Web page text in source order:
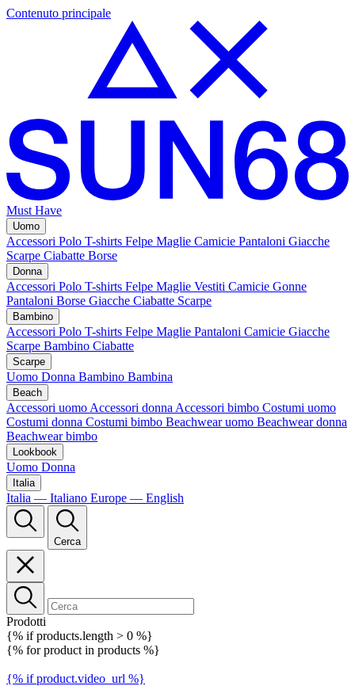
Contenuto principale
Must Have
Uomo
Accessori Polo T-shirts Felpe Maglie Camicie Pantaloni Giacche
Scarpe Ciabatte Borse
Donna
Accessori Polo T-shirts Felpe Maglie Vestiti Camicie Gonne
Pantaloni Borse Giacche Ciabatte Scarpe
Bambino
Accessori Polo T-shirts Felpe Maglie Pantaloni Camicie Giacche
Scarpe Bambino Ciabatte
Scarpe
Uomo Donna Bambino Bambina
Beach
Accessori uomo Accessori donna Accessori bimbo Costumi uomo
Costumi donna Costumi bimbo Beachwear uomo Beachwear donna
Beachwear bimbo
Lookbook
Uomo Donna
Italia
Italia — Italiano Europe — English
Cerca
Prodotti
{% if products.length > 0 %}
{% for product in products %}
{% if product.video_url %}